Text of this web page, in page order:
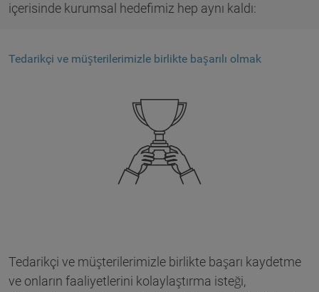
içerisinde kurumsal hedefimiz hep aynı kaldı:
Tedarikçi ve müşterilerimizle birlikte başarılı olmak
Tedarikçi ve müşterilerimizle birlikte başarı kaydetme
ve onların faaliyetlerini kolaylaştırma isteği,